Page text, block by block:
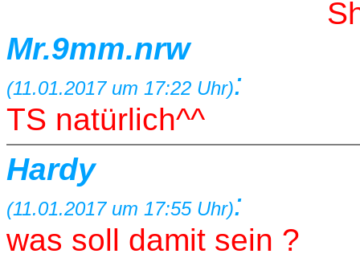
S
Mr.9mm.nrw
(11.01.2017 um 17:22 Uhr):
TS natürlich^^
Hardy
(11.01.2017 um 17:55 Uhr):
was soll damit sein ?